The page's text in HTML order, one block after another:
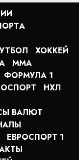
ХОККЕЙ
MMA
ФОРМУЛА 1
НХЛ
ВАЛЮТ
ЕВРОСПОРТ 1